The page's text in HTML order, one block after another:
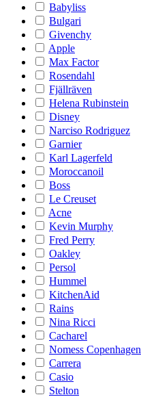
Babyliss
Bulgari
Givenchy
Apple
Max Factor
Rosendahl
Fjällräven
Helena Rubinstein
Disney
Narciso Rodriguez
Garnier
Karl Lagerfeld
Moroccanoil
Boss
Le Creuset
Acne
Kevin Murphy
Fred Perry
Oakley
Persol
Hummel
KitchenAid
Rains
Nina Ricci
Cacharel
Nomess Copenhagen
Carrera
Casio
Stelton